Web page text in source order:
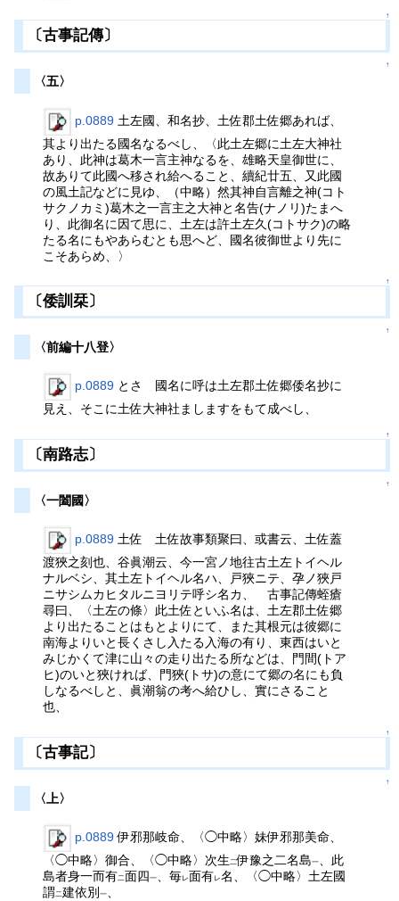
↑
〔古事記傳〕
↑
〈五〉
p.0889 土左國、和名抄、土佐郡土佐郷あれば、
其より出たる國名なるべし、〈此土左郷に土左大神社
あり、此神は葛木一言主神なるを、雄略天皇御世に、
故ありて此國へ移され給へること、續紀廿五、又此國
の風土記などに見ゆ、（中略）然其神自言離之神(コト
サクノカミ)葛木之一言主之大神と名告(ナノリ)たまへ
り、此御名に因て思に、土左は許土左久(コトサク)の略
たる名にもやあらむとも思へど、國名彼御世より先に
こそあらめ、〉
↑
〔倭訓栞〕
↑
〈前編十八登〉
p.0889 とさ 國名に呼は土左郡土佐郷倭名抄に
見え、そこに土佐大神社ましますをもて成べし、
↑
〔南路志〕
↑
〈一闔國〉
p.0889 土佐 土佐故事類聚曰、或書云、土佐蓋
渡狹之刻也、谷眞潮云、今一宮ノ地往古土左トイヘル
ナルベシ、其土左トイヘル名ハ、戸狹ニテ、孕ノ狹戸
ニサシムカヒタルニヨリテ呼シ名カ、 古事記傳蛭瘡
尋曰、〈土左の條〉此土佐といふ名は、土左郡土佐郷
より出たることはもとよりにて、また其根元は彼郷に
南海よりいと長くさし入たる入海の有り、東西はいと
みじかくて津に山々の走り出たる所などは、門間(トア
ヒ)のいと狹ければ、門狹(トサ)の意にて郷の名にも負
しなるべしと、眞潮翁の考へ給ひし、實にさること
也、
↑
〔古事記〕
↑
〈上〉
p.0889伊邪那岐命、〈◯中略〉妹伊邪那美命、
〈◯中略〉御合、〈◯中略〉次生二伊豫之二名島一、此
島者身一而有二面四一、毎レ面有レ名、〈◯中略〉土左國
謂二建依別一、